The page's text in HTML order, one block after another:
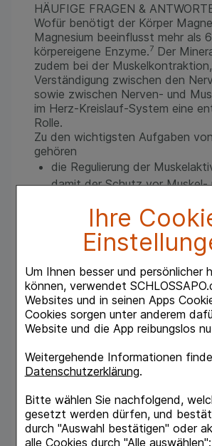
Ihre
Um Ihnen besser und persönlicher
können, verwendet
Websites und in seinen Apps
Cookies sorgen unter anderem
Website und die App reibungslos
Weitergehende Informationen
Datenschutzerklärung.
Bitte wählen Sie nachfolgend,
gesetzt werden dürfen, und
durch "Auswahl bestätigen" oder
alle Cookies durch "Alle auswählen":
HÄUFIGE FRAGEN &
Wofür benötigt der Körper
Magnesium beeinflusst mehr als
körpereigene Enzyme.7 Der
zudem bei der
Verständigung zwischen den
sowie zwischen Nerven- und
im Herz-Kreislauf-System eine
Rolle.
Zu den wichtigsten Aufgaben
gehören
die Regulierung der
damit der Schutz vor Muskel-
die Unterstützung der
entspannung
die Beteiligung am Fett- und
Kohlenhydratstoffwechsel
die Unterstützung der
des Herzmuskels.
Zudem ist Magnesium wichtig für
und Knochen und spielt eine
Was sind typische Anzeichen für
Der Mineralstoffmangel kann
verschiedene Symptome äußern.
Anzeichen7sind